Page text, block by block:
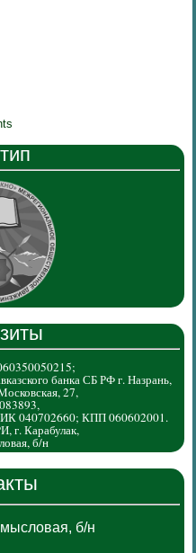
банка СБ РФ г. Назрань,
27,
040702660; КПП 060602001.
г. Карабулак,
б/н
б/н